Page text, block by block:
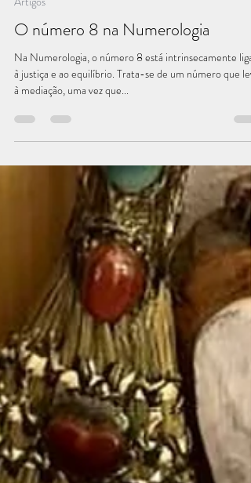
1 de ago. de 2024
2 min de leitura
Artigos
O número 8 na Numerologia
à justiça e ao equilíbrio. Trata-se de um número que leva
à mediação, uma vez que...